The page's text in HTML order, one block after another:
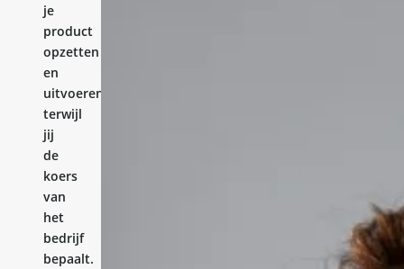
je
product
opzetten
en
uitvoeren,
terwijl
jij
de
koers
van
het
bedrijf
bepaalt.